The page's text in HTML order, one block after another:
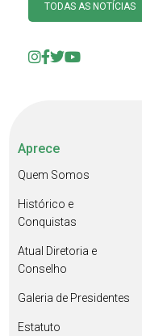
TODAS AS NOTÍCIAS
Aprece
Quem Somos
Histórico e
Conquistas
Atual Diretoria e
Conselho
Galeria de Presidentes
Estatuto